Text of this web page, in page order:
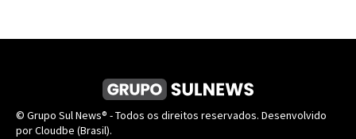
© Grupo Sul News® - Todos os direitos reservados. Desenvolvido
por Cloudbe (Brasil).